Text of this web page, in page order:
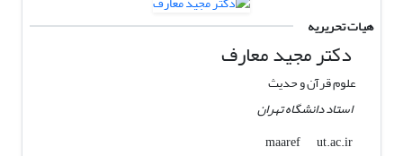
هیات تحریریه
دکتر مجید معارف
علوم قرآن و حدیث
استاد دانشگاه تهران
maaref
ut.ac.ir